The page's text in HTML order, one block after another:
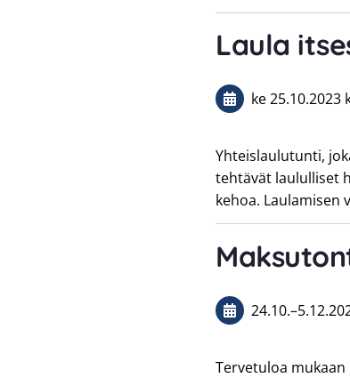
Laula
ke 25.10.2023
Yhteislaulutunti,
tehtävät laululliset
kehoa. Laulamisen
24.10.–
Tervetuloa